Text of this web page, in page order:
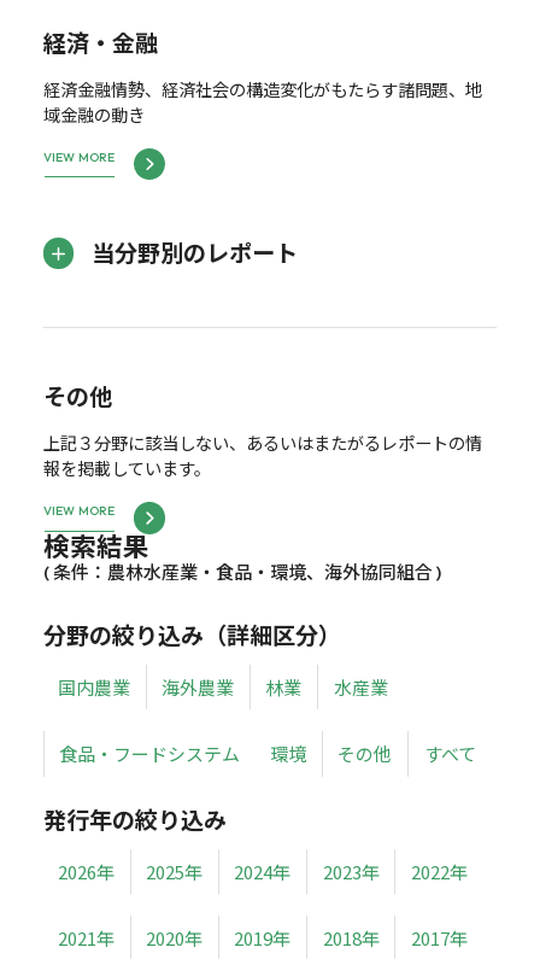
経済・金融
経済金融情勢、経済社会の構造変化がもたらす諸問題、地
域金融の動き
VIEW MORE
当分野別のレポート
その他
上記３分野に該当しない、あるいはまたがるレポートの情
報を掲載しています。
VIEW MORE
検索結果
( 条件：農林水産業・食品・環境、海外協同組合 )
分野の絞り込み（詳細区分）
国内農業 海外農業 林業 水産業
食品・フードシステム 環境 その他 すべて
発行年の絞り込み
2026年 2025年 2024年 2023年 2022年
2021年 2020年 2019年 2018年 2017年